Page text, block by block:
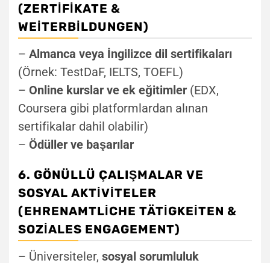
(ZERTIFIKATE &
WEITERBILDUNGEN)
– Almanca veya İngilizce dil sertifikaları
(Örnek: TestDaF, IELTS, TOEFL)
– Online kurslar ve ek eğitimler (EDX,
Coursera gibi platformlardan alınan
sertifikalar dahil olabilir)
– Ödüller ve başarılar
6. GÖNÜLLÜ ÇALIŞMALAR VE
SOSYAL AKTIVITELER
(EHRENAMTLICHE TÄTIGKEITEN &
SOZIALES ENGAGEMENT)
– Üniversiteler, sosyal sorumluluk